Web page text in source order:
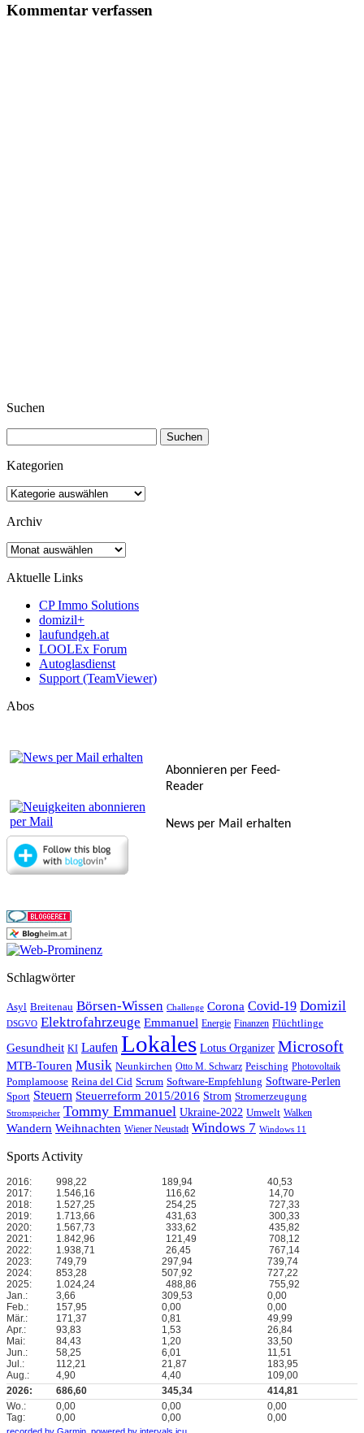
Kommentar verfassen
Suchen
nach:
Kategorien
Kategorien
Archiv
Archiv
Aktuelle Links
CP Immo Solutions
domizil+
laufundgeh.at
LOOLEx Forum
Autoglasdienst
Support (TeamViewer)
Abos
Abonnieren per Feed-
Reader
News per Mail erhalten
Schlagwörter
Asyl Breitenau Börsen-Wissen Challenge Corona Covid-19 Domizil
DSGVO Elektrofahrzeuge Emmanuel Energie Finanzen Flüchtlinge
Gesundheit KI Laufen Lokales Lotus Organizer Microsoft
MTB-Touren Musik Neunkirchen Otto M. Schwarz Peisching Photovoltaik
Pomplamoose Reina del Cid Scrum Software-Empfehlung Software-Perlen
Sport Steuern Steuerreform 2015/2016 Strom Stromerzeugung
Stromspeicher Tommy Emmanuel Ukraine-2022 Umwelt Walken
Wandern Weihnachten Wiener Neustadt Windows 7 Windows 11
Sports Activity
2016: 998,22 189,94
40,53
2017:
1.546,16 116,62
14,70
2018:
1.527,25 254,25
727,33
2019:
1.713,66 431,63
300,33
2020:
1.567,73 333,62
435,82
2021:
1.842,96 121,49
708,12
2022:
1.938,71 26,45
767,14
2023:
749,79 297,94
739,74
2024:
853,28 507,92
727,22
2025:
1.024,24 488,86
755,92
Jan.:
3,66 309,53
0,00
Feb.:
157,95 0,00
0,00
Mär.:
171,37 0,81
49,99
Apr.:
93,83 1,53
26,84
Mai:
84,43 1,20
33,50
Jun.:
58,25 6,01
11,51
Jul.:
112,21 21,87
183,95
Aug.:
4,90 4,40
109,00
2026:
686,60 345,34
414,81
Wo.:
0,00 0,00
0,00
Tag:
0,00 0,00 0,00